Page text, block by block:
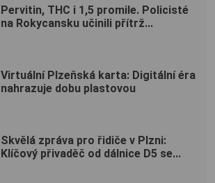
Pervitin, THC i 1,5 promile. Policisté
na Rokycansku učinili přítrž...
Virtuální Plzeňská karta: Digitální éra
nahrazuje dobu plastovou
Skvělá zpráva pro řidiče v Plzni:
Klíčový přivaděč od dálnice D5 se...